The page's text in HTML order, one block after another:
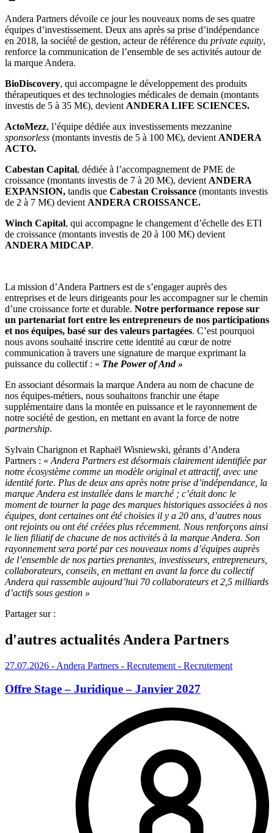
Andera Partners dévoile ce jour les nouveaux noms de ses quatre
équipes d’investissement. Deux ans après sa prise d’indépendance
en 2018, la société de gestion, acteur de référence du private equity,
renforce la communication de l’ensemble de ses activités autour de
la marque Andera.
BioDiscovery, qui accompagne le développement des produits
thérapeutiques et des technologies médicales de demain (montants
investis de 5 à 35 M€), devient ANDERA LIFE SCIENCES.
ActoMezz, l’équipe dédiée aux investissements mezzanine
sponsorless (montants investis de 5 à 100 M€), devient ANDERA
ACTO.
Cabestan Capital, dédiée à l’accompagnement de PME de
croissance (montants investis de 7 à 20 M€), devient ANDERA
EXPANSION, tandis que Cabestan Croissance (montants investis
de 2 à 7 M€) devient ANDERA CROISSANCE.
Winch Capital, qui accompagne le changement d’échelle des ETI
de croissance (montants investis de 20 à 100 M€) devient
ANDERA MIDCAP.
La mission d’Andera Partners est de s’engager auprès des
entreprises et de leurs dirigeants pour les accompagner sur le chemin
d’une croissance forte et durable. Notre performance repose sur
un partenariat fort entre les entrepreneurs de nos participations
et nos équipes, basé sur des valeurs partagées. C’est pourquoi
nous avons souhaité inscrire cette identité au cœur de notre
communication à travers une signature de marque exprimant la
puissance du collectif : « The Power of And »
En associant désormais la marque Andera au nom de chacune de
nos équipes-métiers, nous souhaitons franchir une étape
supplémentaire dans la montée en puissance et le rayonnement de
notre société de gestion, en mettant en avant la force de notre
partnership.
Sylvain Charignon et Raphaël Wisniewski, gérants d’Andera
Partners : « Andera Partners est désormais clairement identifiée par
notre écosystème comme un modèle original et attractif, avec une
identité forte. Plus de deux ans après notre prise d’indépendance, la
marque Andera est installée dans le marché ; c’était donc le
moment de tourner la page des marques historiques associées à nos
équipes, dont certaines ont été choisies il y a 20 ans, d’autres nous
ont rejoints ou ont été créées plus récemment. Nous renforçons ainsi
le lien filiatif de chacune de nos activités à la marque Andera. Son
rayonnement sera porté par ces nouveaux noms d’équipes auprès
de l’ensemble de nos parties prenantes, investisseurs, entrepreneurs,
collaborateurs, conseils, en mettant en avant la force du collectif
Andera qui rassemble aujourd’hui 70 collaborateurs et 2,5 milliards
d’actifs sous gestion »
Partager sur :
d'autres actualités Andera Partners
27.07.2026 - Andera Partners - Recrutement - Recrutement
Offre Stage – Juridique – Janvier 2027